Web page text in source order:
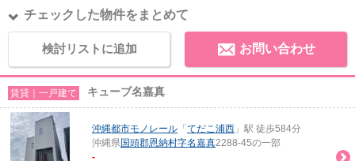
チェックした物件をまとめて
検討リストに追加 お問い合わせ
賃貸｜一戸建て キューブ名嘉真
沖縄都市モノレール 「 てだこ浦西 」駅 徒歩584分
沖縄県国頭郡恩納村字名嘉真2288-45の一部
-